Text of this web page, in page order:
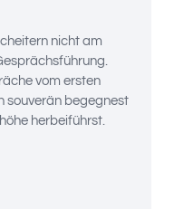
nicht am
vom ersten
souverän begegnest
herbeiführst.